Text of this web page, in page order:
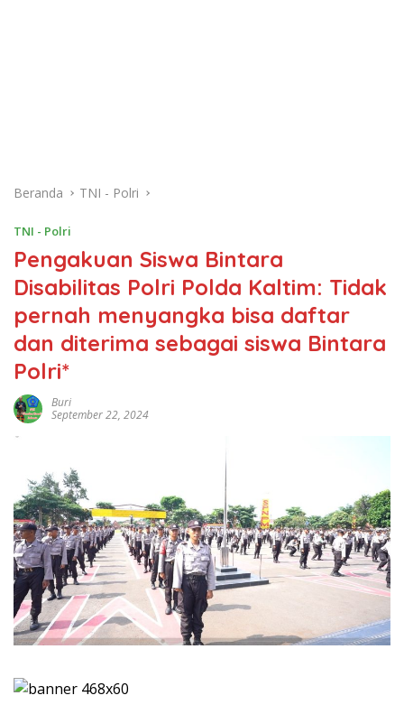
Beranda TNI - Polri
TNI - Polri
Pengakuan Siswa Bintara
Disabilitas Polri Polda Kaltim: Tidak
pernah menyangka bisa daftar
dan diterima sebagai siswa Bintara
Polri*
Buri
September 22, 2024